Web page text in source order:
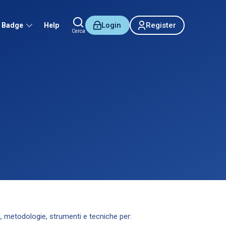
Badge Help
Cerca
Login Register
strumenti e tecniche per: